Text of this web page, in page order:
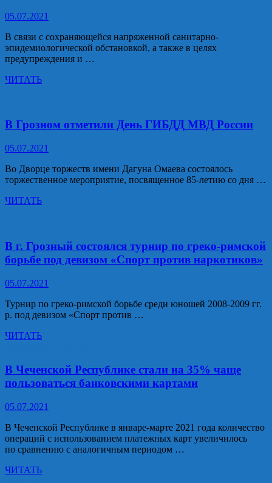
Центора-
Юрт
Грозненского
района⠀
05.07.2021
В связи с сохраняющейся напряженной санитарно-
эпидемиологической обстановкой, а также в целях
предупреждения и …
В
информационно-
разъяснительная
работа
с
владельцами
коммерческих
объектов
о
санитарно-
эпидемиологических
правил
рекомендаций
ЧИТАТЬ
В Грозном отметили День ГИБДД МВД России
05.07.2021
Во Дворце торжеств имени Дагуна Омаева состоялось
торжественное мероприятие, посвященное 85-летию со дня …
В
ГИБДД
МВД
России
ЧИТАТЬ
В г. Грозный состоялся турнир по греко-римской
борьбе под девизом «Спорт против наркотиков»
05.07.2021
Турнир по греко-римской борьбе среди юношей 2008-2009 гг.
р. под девизом «Спорт против …
В
состоялся
по
римской
борьбе
под
девизом
«Спорт
против
наркотиков»
ЧИТАТЬ
В Чеченской Республике стали на 35% чаще
пользоваться банковскими картами
05.07.2021
В Чеченской Республике в январе-марте 2021 года количество
операций с использованием платежных карт увеличилось
по сравнению с аналогичным периодом …
В Чеченской
ЧИТАТЬ